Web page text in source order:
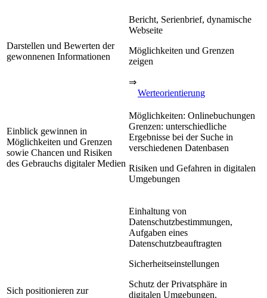
Darstellen und Bewerten der
gewonnenen Informationen
Bericht, Serienbrief, dynamische
Webseite
Möglichkeiten und Grenzen
zeigen
⇒
Werteorientierung
Einblick gewinnen in
Möglichkeiten und Grenzen
sowie Chancen und Risiken
des Gebrauchs digitaler Medien
Möglichkeiten: Onlinebuchungen
Grenzen: unterschiedliche
Ergebnisse bei der Suche in
verschiedenen Datenbasen
Risiken und Gefahren in digitalen
Umgebungen
Sich positionieren zur
Einhaltung von
Datenschutzbestimmungen,
Aufgaben eines
Datenschutzbeauftragten
Sicherheitseinstellungen
Schutz der Privatsphäre in
digitalen Umgebungen,